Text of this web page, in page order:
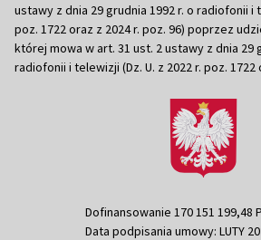
ustawy z dnia 29 grudnia 1992 r. o radiofonii i
poz. 1722 oraz z 2024 r. poz. 96) poprzez
której mowa w art. 31 ust. 2 ustawy z dnia 29
radiofonii i telewizji (Dz. U. z 2022 r. poz. 1722
Dofinansowanie 170 151 199,48
Data podpisania umowy: LUTY